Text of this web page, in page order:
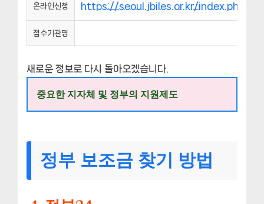
온라인신청 https://seoul.jbiles.or.kr/index.php
접수기관명
새로운 정보로 다시 돌아오겠습니다.
중요한 지자체 및 정부의 지원제도
정부 보조금 찾기 방법